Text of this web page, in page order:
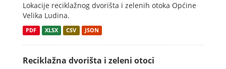
Lokacije reciklažnog dvorišta i zelenih otoka Općine
Velika Ludina.
PDF XLSX CSV JSON
Reciklažna dvorišta i zeleni otoci